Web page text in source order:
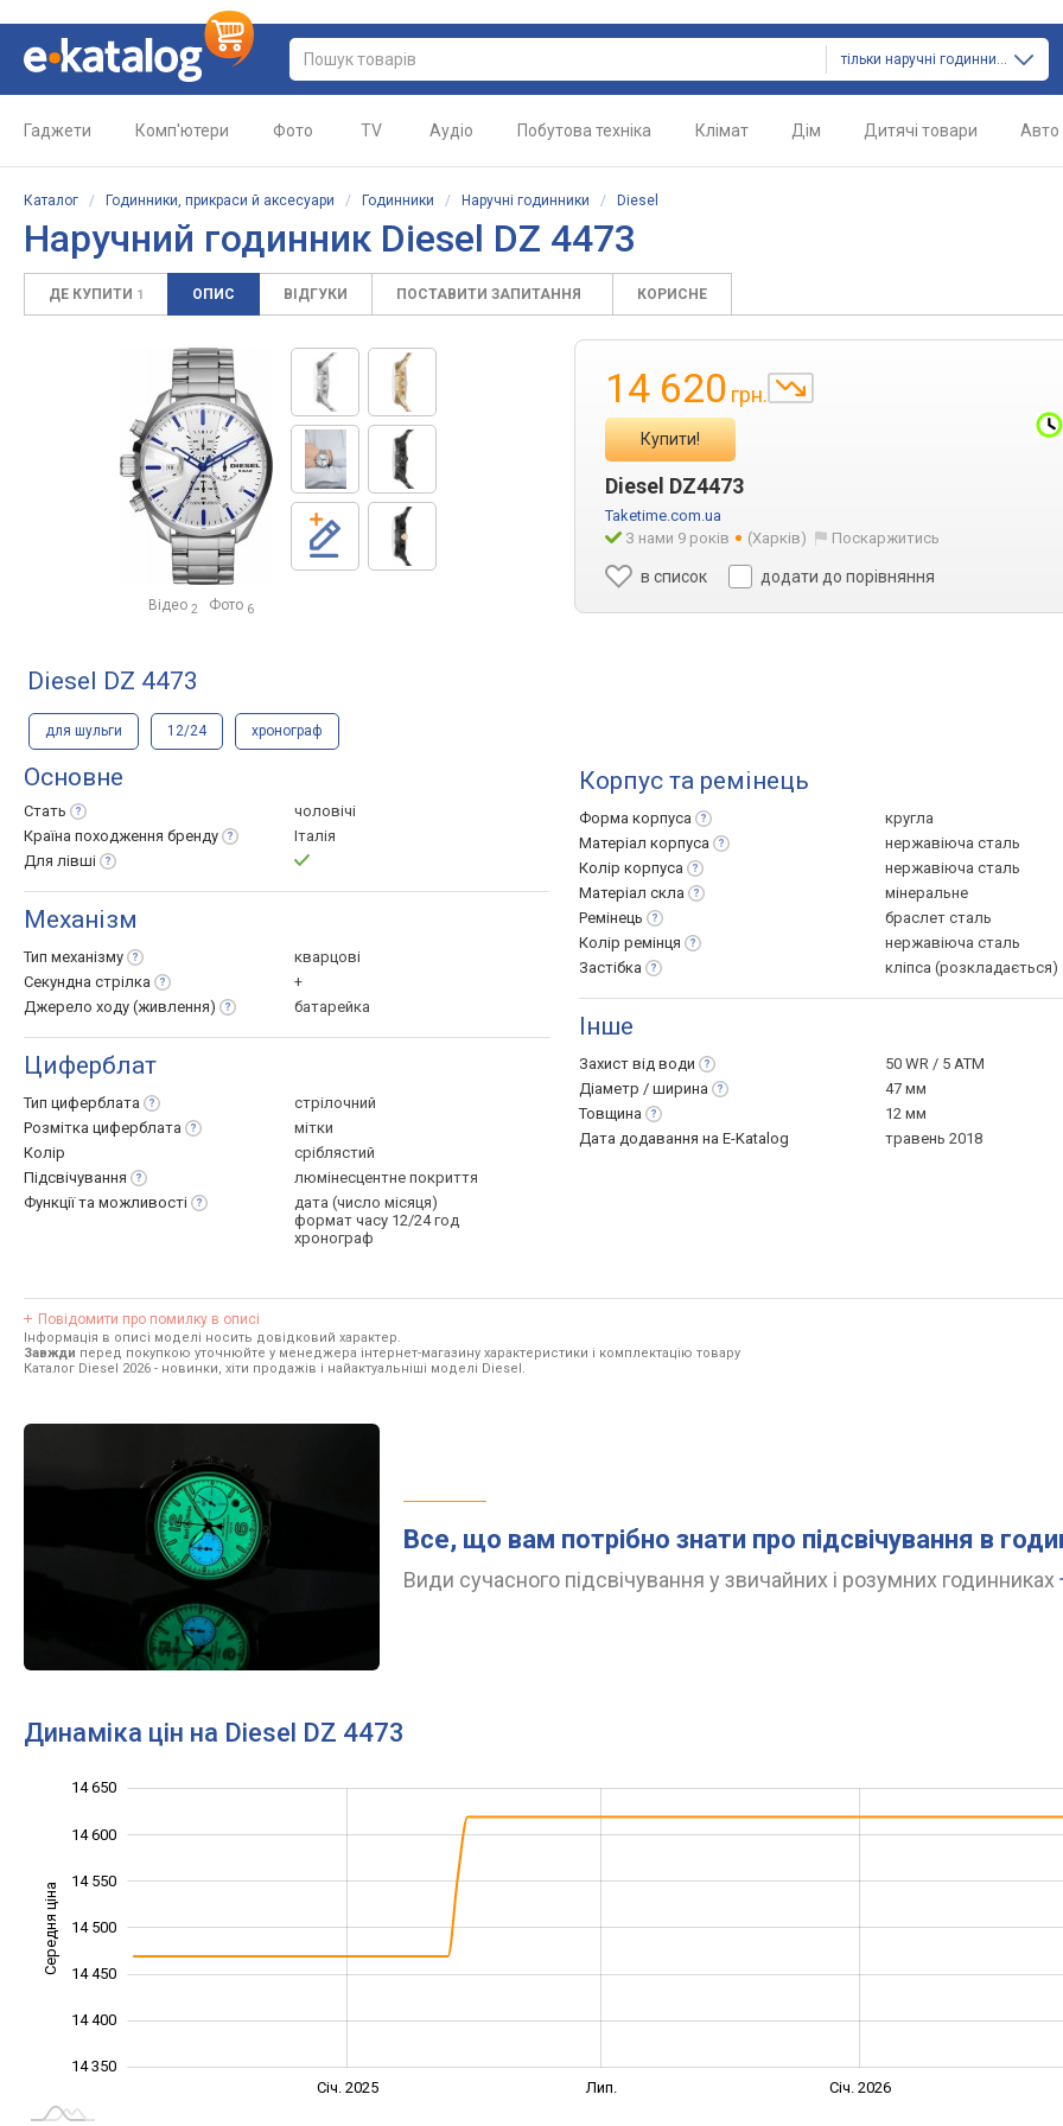
тільки наручні годинники
Гаджети Комп'ютери Фото TV Аудіо Побутова техніка Клімат Дім Дитячі товари Авто
Каталог / Годинники, прикраси й аксесуари / Годинники / Наручні годинники / Diesel
Наручний годинник Diesel DZ 4473
ДЕ КУПИТИ 1 ОПИС ВІДГУКИ ПОСТАВИТИ ЗАПИТАННЯ КОРИСНЕ
Відео 2 Фото 6
14 620 грн.
Купити!
Diesel DZ4473
Taketime.com.ua
З нами 9 років
(Харків) Поскаржитись
в список додати до порівняння
Diesel DZ 4473
для шульги 12/24 хронограф
Основне
Стать
чоловічі
Країна походження бренду
Італія
Для лівші
Механізм
Тип механізму
кварцові
Секундна стрілка
+
Джерело ходу (живлення) батарейка
Циферблат
Тип циферблата
стрілочний
Розмітка циферблата
мітки
Колір
сріблястий
Підсвічування
люмінесцентне покриття
Функції та можливості
дата (число місяця)
формат часу 12/24 год
хронограф
Корпус та ремінець
Форма корпуса
кругла
Матеріал корпуса
нержавіюча сталь
Колір корпуса
нержавіюча сталь
Матеріал скла
мінеральне
Ремінець
браслет сталь
Колір ремінця
нержавіюча сталь
Застібка
кліпса (розкладається)
Інше
Захист від води
50 WR / 5 ATM
Діаметр / ширина
47 мм
Товщина
12 мм
Дата додавання на E-Katalog
травень 2018
Повідомити про помилку в описі
Інформація в описі моделі носить довідковий характер.
Завжди перед покупкою уточнюйте у менеджера інтернет-магазину характеристики і комплектацію товару
Каталог Diesel 2026 - новинки, хіти продажів і найактуальніші моделі Diesel.
Все, що вам потрібно знати про підсвічування в
Види сучасного підсвічування у звичайних і розумних годинниках
Динаміка цін на Diesel DZ 4473
Середня ціна 14 350
14 350
14 400
14 450
14 500
14 550
14 600
14 650
Січ. 2025 Лип. Січ. 2026